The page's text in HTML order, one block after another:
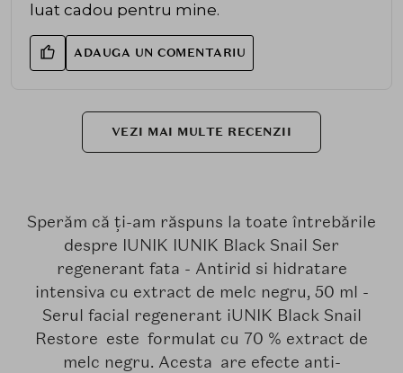
luat cadou pentru mine.
ADAUGA UN COMENTARIU
VEZI MAI MULTE RECENZII
Sperăm că ți-am răspuns la toate întrebările
despre IUNIK IUNIK Black Snail Ser
regenerant fata - Antirid si hidratare
intensiva cu extract de melc negru, 50 ml -
Serul facial regenerant iUNIK Black Snail
Restore este formulat cu 70 % extract de
melc negru. Acesta are efecte anti-